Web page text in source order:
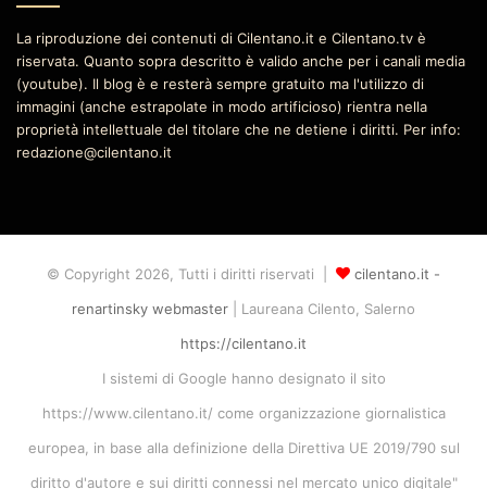
La riproduzione dei contenuti di Cilentano.it e Cilentano.tv è
riservata. Quanto sopra descritto è valido anche per i canali media
(youtube). Il blog è e resterà sempre gratuito ma l'utilizzo di
immagini (anche estrapolate in modo artificioso) rientra nella
proprietà intellettuale del titolare che ne detiene i diritti. Per info:
redazione@cilentano.it
© Copyright 2026, Tutti i diritti riservati |
cilentano.it -
renartinsky webmaster | Laureana Cilento, Salerno
https://cilentano.it
I sistemi di Google hanno designato il sito
https://www.cilentano.it/ come organizzazione giornalistica
europea, in base alla definizione della Direttiva UE 2019/790 sul
diritto d'autore e sui diritti connessi nel mercato unico digitale"